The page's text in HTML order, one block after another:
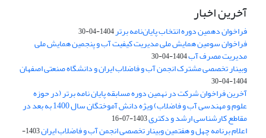
آخرین اخبار
فراخوان دهمین دوره انتخاب پایان‌نامه برتر1404-04-30
فراخوان سومین همایش ملی مدیریت کیفیت آب و پنجمین همایش ملی
مدیریت مصرف آب1404-04-30
وبینار تخصصی مشترک انجمن آب و فاضلاب ایران و دانشگاه صنعتی اصفهان
1404-04-30
آخرین فراخوان شرکت در نهمین دوره مسابقه پایان نامه برتر (در حوزه
علوم و مهندسی آب و فاضلاب) ویژه دانش آموختگان سال 1400 به بعد در
مقاطع کارشناسی ارشد و دکتری1403-07-16
اعلام برنامه چهل و هفتمین وبینار تخصصی انجمن آب و فاضلاب ایران
1403-